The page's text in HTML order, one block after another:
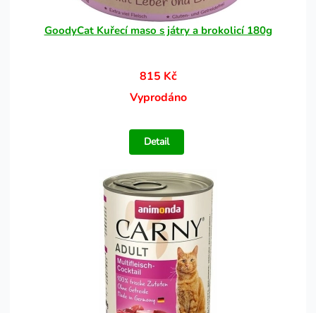
GoodyCat Kuřecí maso s játry a brokolicí 180g
815 Kč
Vyprodáno
Detail